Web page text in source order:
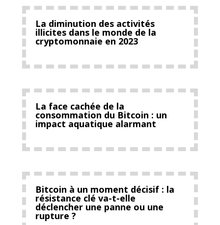
La diminution des activités
illicites dans le monde de la
cryptomonnaie en 2023
La face cachée de la
consommation du Bitcoin : un
impact aquatique alarmant
Bitcoin à un moment décisif : la
résistance clé va-t-elle
déclencher une panne ou une
rupture ?